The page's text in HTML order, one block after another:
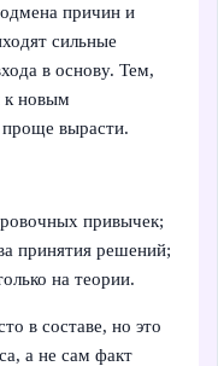
причин и
сильные
в основу. Тем,
к новым
проще вырасти.
привычек;
принятия решений;
на теории.
в составе, но это
а не сам факт